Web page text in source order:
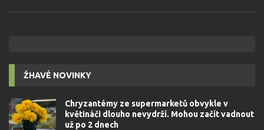
ŽHAVÉ NOVINKY
Chryzantémy ze supermarketů obvykle v
květináči dlouho nevydrží. Mohou začít vadnout
už po 2 dnech